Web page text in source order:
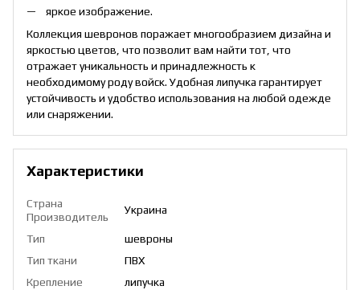
яркое изображение.
Коллекция шевронов поражает многообразием дизайна и
яркостью цветов, что позволит вам найти тот, что
отражает уникальность и принадлежность к
необходимому роду войск. Удобная липучка гарантирует
устойчивость и удобство использования на любой одежде
или снаряжении.
Характеристики
Страна
Производитель
Украина
Тип
шевроны
Тип ткани
ПВХ
Крепление
липучка